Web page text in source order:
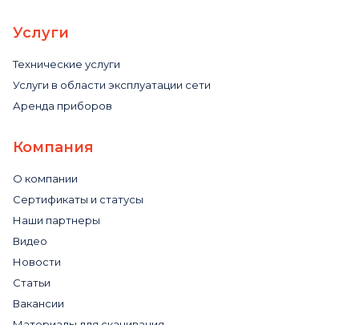
Услуги
Технические услуги
Услуги в области эксплуатации сети
Аренда приборов
Компания
О компании
Сертификаты и статусы
Наши партнеры
Видео
Новости
Статьи
Вакансии